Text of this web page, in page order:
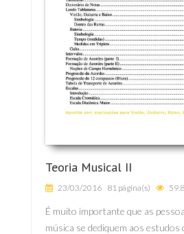
Teoria Musical II
23/03/2016 81 página(s)
É muito importante que as
música se dediquem aos estudos